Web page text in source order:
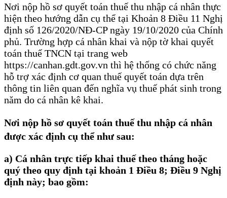
Nơi nộp hồ sơ quyết toán thuế thu nhập cá nhân thực
hiện theo hướng dẫn cụ thể tại Khoản 8 Điều 11 Nghị
định số 126/2020/NĐ-CP ngày 19/10/2020 của Chính
phủ. Trường hợp cá nhân khai và nộp tờ khai quyết
toán thuế TNCN tại trang web
https://canhan.gdt.gov.vn thì hệ thống có chức năng
hỗ trợ xác định cơ quan thuế quyết toán dựa trên
thông tin liên quan đến nghĩa vụ thuế phát sinh trong
năm do cá nhân kê khai.
Nơi nộp hồ sơ quyết toán thuế thu nhập cá nhân
được xác định cụ thể như sau:
a) Cá nhân trực tiếp khai thuế theo tháng hoặc
quý theo quy định tại khoản 1 Điều 8; Điều 9 Nghị
định này; bao gồm: